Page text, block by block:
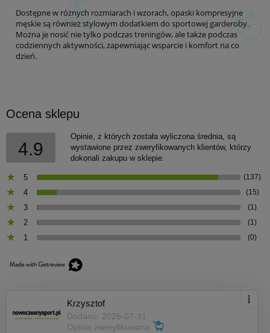
Dostępne w różnych rozmiarach i wzorach, opaski kompresyjne
męskie są również stylowym dodatkiem do sportowej garderoby.
Można je nosić nie tylko podczas treningów, ale także podczas
codziennych aktywności, zapewniając wsparcie i komfort na co
dzień.
Ocena sklepu
4.9
Opinie, z których została wyliczona średnia, są
wystawione przez zweryfikowanych klientów, którzy
dokonali zakupu w sklepie.
5 (137)
4 (15)
3 (1)
2 (1)
1 (0)
Krzysztof
Dodano: 2026-07-31
Opinia zweryfikowana